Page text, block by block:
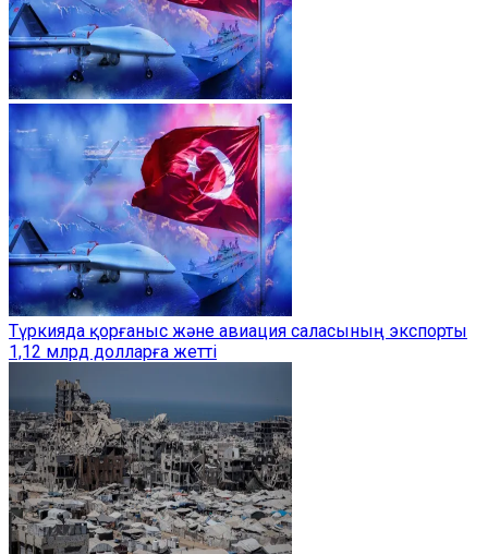
Түркияда қорғаныс және авиация саласының экспорты
1,12 млрд долларға жетті